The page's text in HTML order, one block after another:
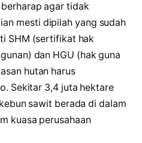
agar tidak
mesti dipilah yang sudah
SHM (sertifikat hak
dan HGU (hak guna
hutan harus
Sekitar 3,4 juta hektare
sawit berada di dalam
kuasa perusahaan